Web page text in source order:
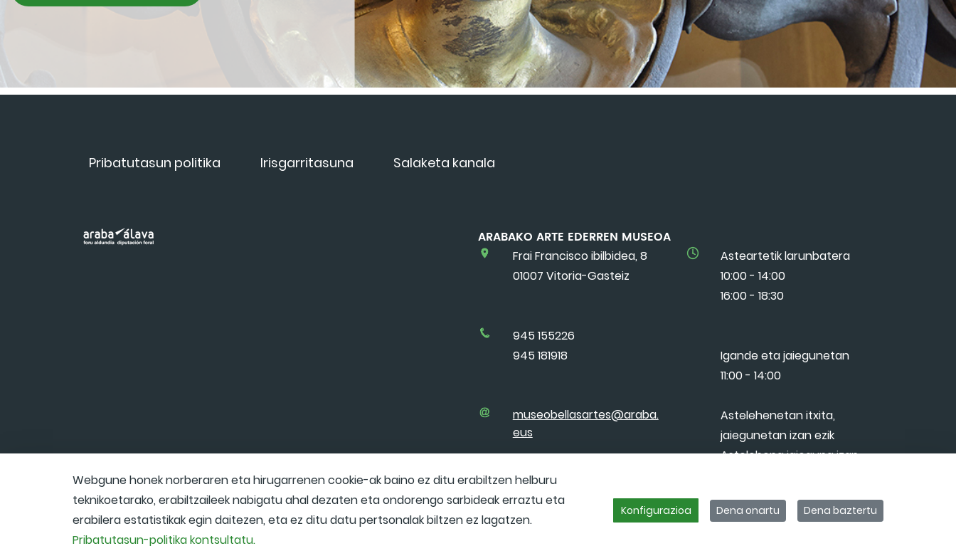
Pribatutasun politika Irisgarritasuna Salaketa kanala
ARABAKO ARTE EDERREN MUSEOA
Frai Francisco ibilbidea, 8
01007 Vitoria-Gasteiz
Asteartetik larunbatera
10:00 - 14:00
16:00 - 18:30
945 155226
945 181918
Igande eta jaiegunetan
11:00 - 14:00
museobellasartes@araba.
eus
Astelehenetan itxita,
jaiegunetan izan ezik
Astelehena jaieguna izan
Webgune honek norberaren eta hirugarrenen cookie-ak baino ez ditu erabiltzen helburu
teknikoetarako, erabiltzaileek nabigatu ahal dezaten eta ondorengo sarbideak erraztu eta
erabilera estatistikak egin daitezen, eta ez ditu datu pertsonalak biltzen ez lagatzen.
Pribatutasun-politika kontsultatu.
Konfigurazioa Dena onartu Dena baztertu